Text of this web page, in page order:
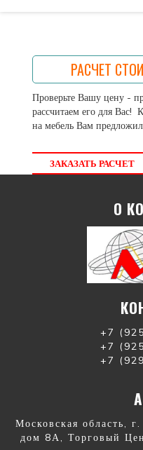
РАСЧЕТ
Проверьте Вашу цену -
рассчитаем его для Вас!
на мебель Вам
ЗАКАЗАТЬ РАСЧЕТ
О
+7
+7
+7
Московская область,
дом 8А, Торговый